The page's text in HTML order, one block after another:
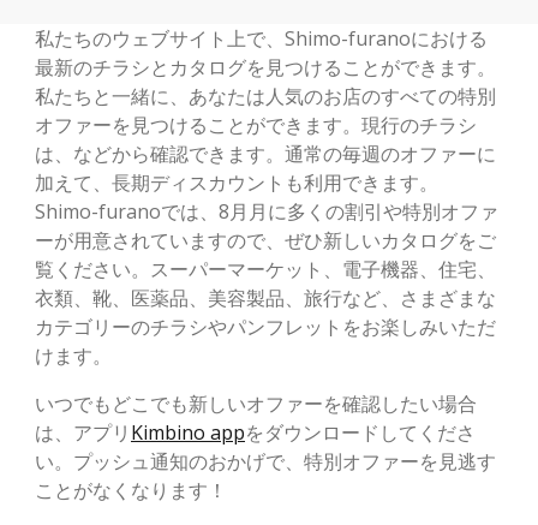
私たちのウェブサイト上で、Shimo-furanoにおける
最新のチラシとカタログを見つけることができます。
私たちと一緒に、あなたは人気のお店のすべての特別
オファーを見つけることができます。現行のチラシ
は、などから確認できます。通常の毎週のオファーに
加えて、長期ディスカウントも利用できます。
Shimo-furanoでは、8月月に多くの割引や特別オファ
ーが用意されていますので、ぜひ新しいカタログをご
覧ください。スーパーマーケット、電子機器、住宅、
衣類、靴、医薬品、美容製品、旅行など、さまざまな
カテゴリーのチラシやパンフレットをお楽しみいただ
けます。
いつでもどこでも新しいオファーを確認したい場合
は、アプリ Kimbino appをダウンロードしてくださ
い。プッシュ通知のおかげで、特別オファーを見逃す
ことがなくなります！